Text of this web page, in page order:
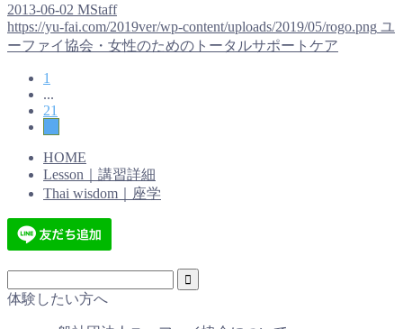
2013-06-02 MStaff
https://yu-fai.com/2019ver/wp-content/uploads/2019/05/rogo.png ユ
ーファイ協会・女性のためのトータルサポートケア
1
...
21
HOME
Lesson｜講習詳細
Thai wisdom｜座学
体験したい方へ